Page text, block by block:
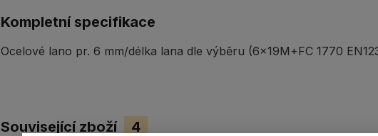
Kompletní specifikace
Ocelové lano pr. 6 mm/délka lana dle výběru (6x19M+FC 1770
Související zboží 4